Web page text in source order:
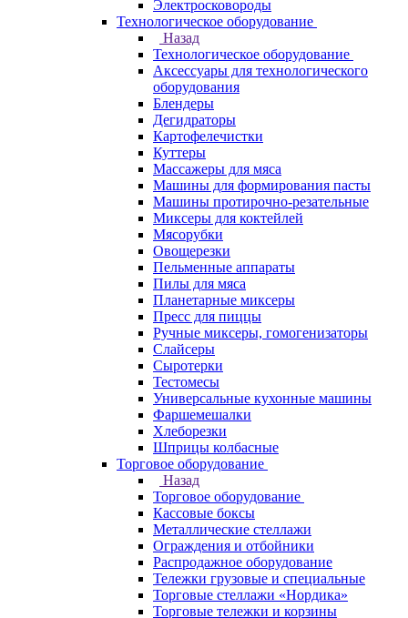
Электросковороды
Технологическое оборудование
Назад
Технологическое оборудование
Аксессуары для технологического
оборудования
Блендеры
Дегидраторы
Картофелечистки
Куттеры
Массажеры для мяса
Машины для формирования пасты
Машины протирочно-резательные
Миксеры для коктейлей
Мясорубки
Овощерезки
Пельменные аппараты
Пилы для мяса
Планетарные миксеры
Пресс для пиццы
Ручные миксеры, гомогенизаторы
Слайсеры
Сыротерки
Тестомесы
Универсальные кухонные машины
Фаршемешалки
Хлеборезки
Шприцы колбасные
Торговое оборудование
Назад
Торговое оборудование
Кассовые боксы
Металлические стеллажи
Ограждения и отбойники
Распродажное оборудование
Тележки грузовые и специальные
Торговые стеллажи «Нордика»
Торговые тележки и корзины